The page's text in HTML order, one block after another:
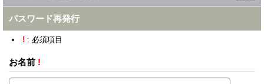
パスワード再発行
! : 必須項目
お名前 !